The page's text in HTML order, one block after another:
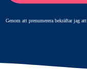
Genom att prenumerera bekräftar jag